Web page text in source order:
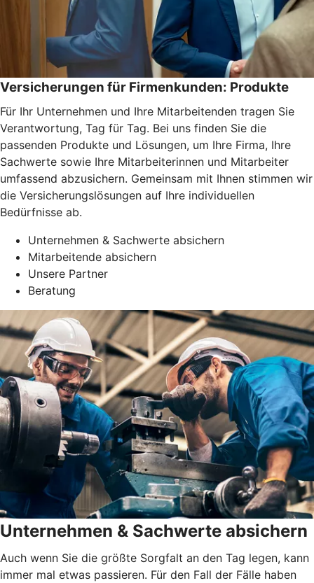
Versicherungen für Firmenkunden: Produkte
Für Ihr Unternehmen und Ihre Mitarbeitenden tragen Sie
Verantwortung, Tag für Tag. Bei uns finden Sie die
passenden Produkte und Lösungen, um Ihre Firma, Ihre
Sachwerte sowie Ihre Mitarbeiterinnen und Mitarbeiter
umfassend abzusichern. Gemeinsam mit Ihnen stimmen wir
die Versicherungslösungen auf Ihre individuellen
Bedürfnisse ab.
Unternehmen & Sachwerte absichern
Mitarbeitende absichern
Unsere Partner
Beratung
Unternehmen & Sachwerte absichern
Auch wenn Sie die größte Sorgfalt an den Tag legen, kann
immer mal etwas passieren. Für den Fall der Fälle haben